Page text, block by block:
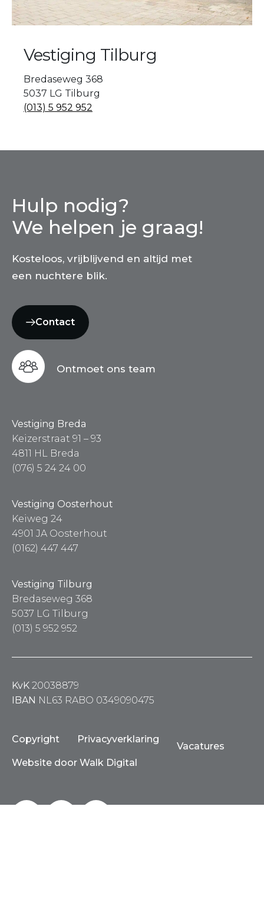
Vestiging Tilburg
Bredaseweg 368
5037 LG Tilburg
(013) 5 952 952
Hulp nodig?
We helpen je graag!
Kosteloos, vrijblijvend en altijd met
een nuchtere blik.
Contact
Ontmoet ons team
Vestiging Breda
Keizerstraat 91 – 93
4811 HL Breda
(076) 5 24 24 00
Vestiging Oosterhout
Keiweg 24
4901 JA Oosterhout
(0162) 447 447
Vestiging Tilburg
Bredaseweg 368
5037 LG Tilburg
(013) 5 952 952
KvK 20038879
IBAN NL63 RABO 0349090475
Copyright Privacyverklaring
Vacatures
Website door Walk Digital